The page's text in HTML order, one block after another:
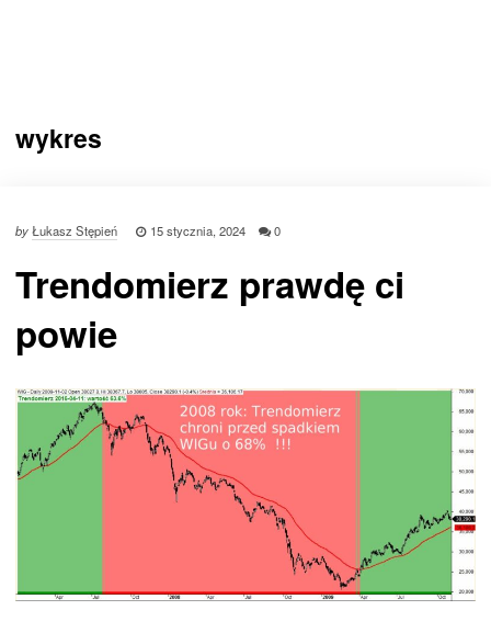
wykres
byŁukasz Stępień 15 stycznia, 2024 0
Trendomierz prawdę ci
powie